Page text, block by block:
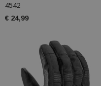
4542
€ 24,99